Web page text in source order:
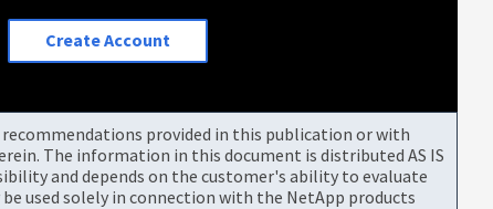
Create Account
provided in this publication or with
The information in this document is distributed AS IS
and depends on the customer's ability to evaluate
used solely in connection with the NetApp products